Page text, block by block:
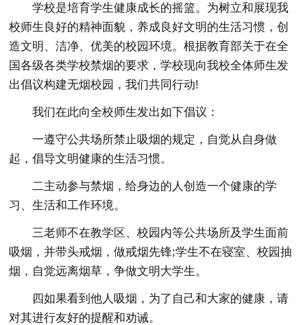
学校是培育学生健康成长的摇篮。为树立和展现我
校师生良好的精神面貌，养成良好文明的生活习惯，创
造文明、洁净、优美的校园环境。根据教育部关于在全
国各级各类学校禁烟的要求，学校现向我校全体师生发
出倡议构建无烟校园，我们共同行动!
我们在此向全校师生发出如下倡议：
一遵守公共场所禁止吸烟的规定，自觉从自身做
起，倡导文明健康的生活习惯。
二主动参与禁烟，给身边的人创造一个健康的学
习、生活和工作环境。
三老师不在教学区、校园内等公共场所及学生面前
吸烟，并带头戒烟，做戒烟先锋;学生不在寝室、校园抽
烟，自觉远离烟草，争做文明大学生。
四如果看到他人吸烟，为了自己和大家的健康，请
对其进行友好的提醒和劝诫。